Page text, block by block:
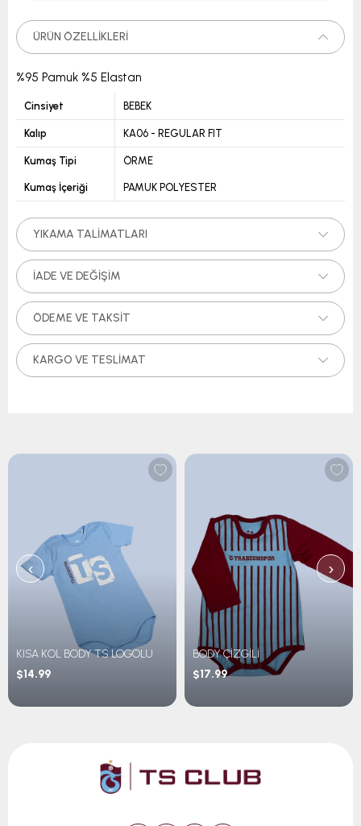
ÜRÜN ÖZELLIKLERI
%95 Pamuk %5 Elastan
Cinsiyet BEBEK
Kalıp KA06 - REGULAR FIT
Kumaş Tipi ÖRME
Kumaş İçeriği PAMUK POLYESTER
YIKAMA TALIMATLARI
İADE VE DEĞIŞIM
ÖDEME VE TAKSIT
KARGO VE TESLIMAT
KISA KOL BODY TS LOGOLU
$14.99
BODY ÇİZGİLİ
$17.99
‹ ›